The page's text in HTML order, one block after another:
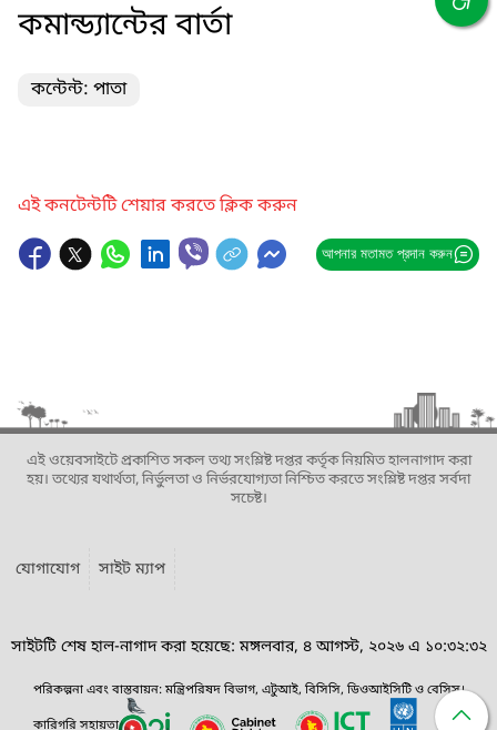
কমান্ড্যান্টের বার্তা
কন্টেন্ট: পাতা
এই কনটেন্টটি শেয়ার করতে ক্লিক করুন
আপনার মতামত প্রদান করুন
এই ওয়েবসাইটে প্রকাশিত সকল তথ্য সংশ্লিষ্ট দপ্তর কর্তৃক নিয়মিত হালনাগাদ করা
হয়। তথ্যের যথার্থতা, নির্ভুলতা ও নির্ভরযোগ্যতা নিশ্চিত করতে সংশ্লিষ্ট দপ্তর সর্বদা
সচেষ্ট।
যোগাযোগ সাইট ম্যাপ
সাইটটি শেষ হাল-নাগাদ করা হয়েছে: মঙ্গলবার, ৪ আগস্ট, ২০২৬ এ ১০:৩২:৩২
পরিকল্পনা এবং বাস্তবায়ন: মন্ত্রিপরিষদ বিভাগ, এটুআই, বিসিসি, ডিওআইসিটি ও বেসিস।
কারিগরি সহায়তা